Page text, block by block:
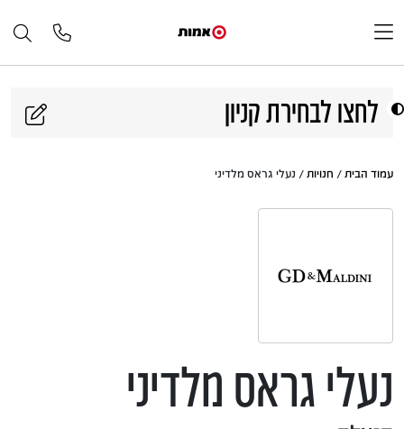
לחצו לבחירת קניון
עמוד הבית / חנויות / נעלי גראס מלדיני
נעלי גראס מלדיני